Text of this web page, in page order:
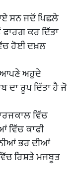
ਸਨ ਜਦੋਂ ਪਿਛਲੇ
ਕਰ ਦਿੱਤਾ
ਹੋਈ ਦਖ਼ਲ
ਅਹੁਦੇ
ਰੂਪ ਦਿੱਤਾ ਹੈ ਜੋ
ਵਿੱਚ
ਵਿੱਚ ਕਾਫੀ
ਭਰ ਦੀਆਂ
ਰਿਸ਼ਤੇ ਮਜਬੂਤ